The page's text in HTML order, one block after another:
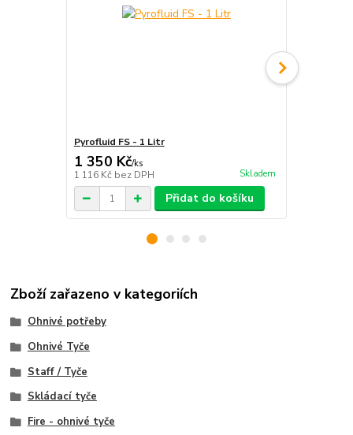
Pyrofluid FS - 1 Litr
1 350 Kč/ks
1 116 Kč bez DPH Skladem
Přidat do košíku
Zboží zařazeno v kategoriích
Ohnivé potřeby
Ohnivé Tyče
Staff / Tyče
Skládací tyče
Fire - ohnivé tyče